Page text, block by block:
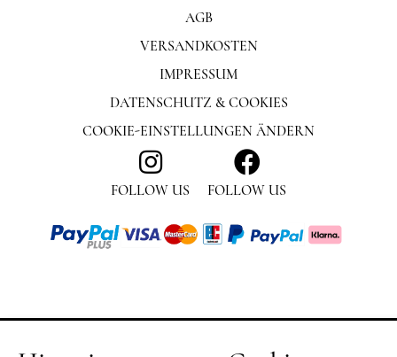
FOLLOW US FOLLOW US
AGB
VERSANDKOSTEN
IMPRESSUM
DATENSCHUTZ & COOKIES
COOKIE-EINSTELLUNGEN ÄNDERN